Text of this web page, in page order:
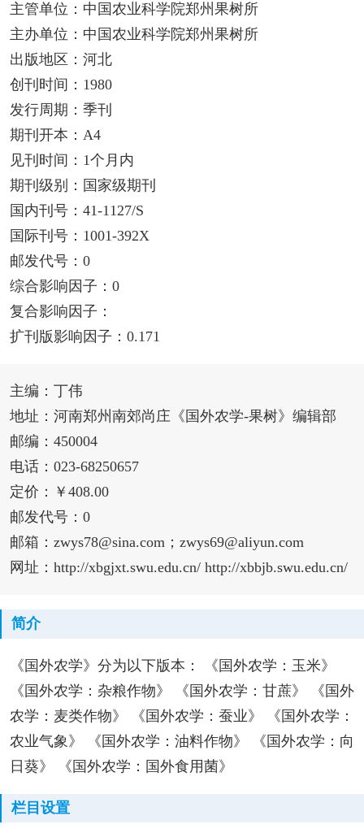
主管单位：中国农业科学院郑州果树所
主办单位：中国农业科学院郑州果树所
出版地区：河北
创刊时间：1980
发行周期：季刊
期刊开本：A4
见刊时间：1个月内
期刊级别：国家级期刊
国内刊号：41-1127/S
国际刊号：1001-392X
邮发代号：0
综合影响因子：0
复合影响因子：
扩刊版影响因子：0.171
主编：丁伟
地址：河南郑州南郊尚庄《国外农学-果树》编辑部
邮编：450004
电话：023-68250657
定价：￥408.00
邮发代号：0
邮箱：zwys78@sina.com；zwys69@aliyun.com
网址：http://xbgjxt.swu.edu.cn/ http://xbbjb.swu.edu.cn/
简介
《国外农学》分为以下版本： 《国外农学：玉米》
《国外农学：杂粮作物》 《国外农学：甘蔗》 《国外
农学：麦类作物》 《国外农学：蚕业》 《国外农学：
农业气象》 《国外农学：油料作物》 《国外农学：向
日葵》 《国外农学：国外食用菌》
栏目设置